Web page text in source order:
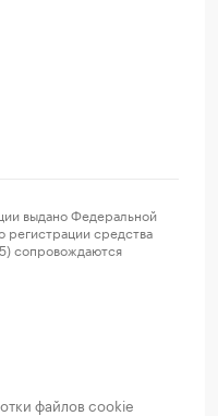
выдано Федеральной
средства
сопровождаются
файлов cookie